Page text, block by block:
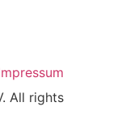
All rights